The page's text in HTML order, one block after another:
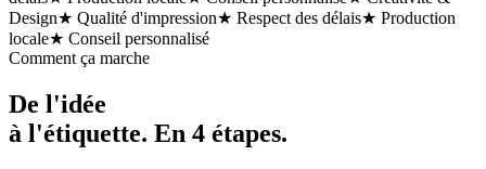
Design★ Qualité d'impression★ Respect des délais★ Production
locale★ Conseil personnalisé
Comment ça marche
De l'idée
à l'étiquette. En 4 étapes.